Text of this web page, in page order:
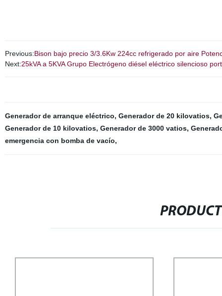
Previous:Bison bajo precio 3/3.6Kw 224cc refrigerado por aire
Next:25kVA a 5KVA Grupo Electrógeno diésel eléctrico silencioso
Generador de arranque eléctrico, Generador de 20 kilovatios,
Generador de 10 kilovatios, Generador de 3000 vatios,
emergencia con bomba de vacío,